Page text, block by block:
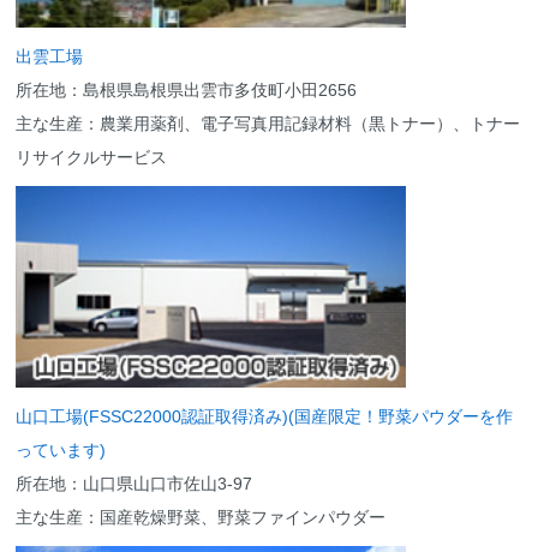
出雲工場
所在地：島根県島根県出雲市多伎町小田2656
主な生産：農業用薬剤、電子写真用記録材料（黒トナー）、トナー
リサイクルサービス
山口工場(FSSC22000認証取得済み)(国産限定！野菜パウダーを作
っています)
所在地：山口県山口市佐山3-97
主な生産：国産乾燥野菜、野菜ファインパウダー